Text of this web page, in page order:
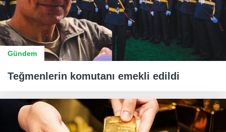
Gündem
Teğmenlerin komutanı emekli edildi